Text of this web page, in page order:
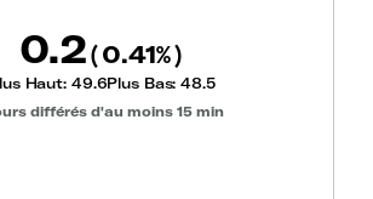
0.2(0.41%)
Haut: 49.6Plus Bas:48.5
différés d'au moins 15 min